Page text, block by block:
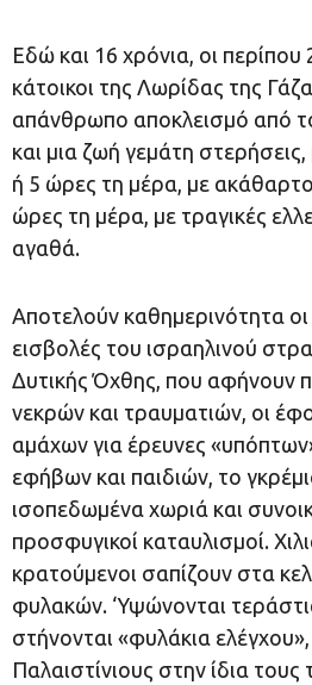
Εδώ και 16 χρόνια, οι περίπου
κάτοικοι της Λωρίδας της
απάνθρωπο αποκλεισμό από
και μια ζωή γεμάτη
ή 5 ώρες τη μέρα, με
ώρες τη μέρα, με τραγικές
αγαθά.
Αποτελούν καθημερινότητα
εισβολές του ισραηλινού
Δυτικής Όχθης, που αφήνουν
νεκρών και τραυματιών, οι
αμάχων για έρευνες
εφήβων και παιδιών, το
ισοπεδωμένα χωριά και
προσφυγικοί καταυλισμοί.
κρατούμενοι σαπίζουν στα
φυλακών. ‘Υψώνονται
στήνονται «φυλάκια
Παλαιστίνιους στην ίδια